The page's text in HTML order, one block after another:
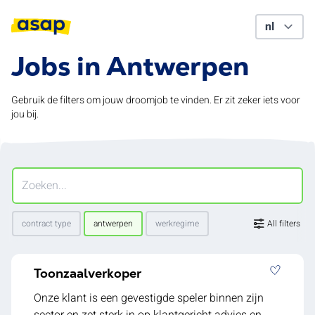
Jobs in Antwerpen
Gebruik de filters om jouw droomjob te vinden. Er zit zeker iets voor
jou bij.
contract type antwerpen werkregime All filters
Toonzaalverkoper
Onze klant is een gevestigde speler binnen zijn